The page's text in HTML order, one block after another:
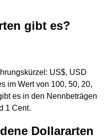
gibt es?
US$, USD
im Wert von 100, 50, 20,
es in den Nennbeträgen
1 Cent.
Dollararten